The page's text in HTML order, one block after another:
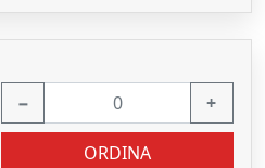
− +
ORDINA